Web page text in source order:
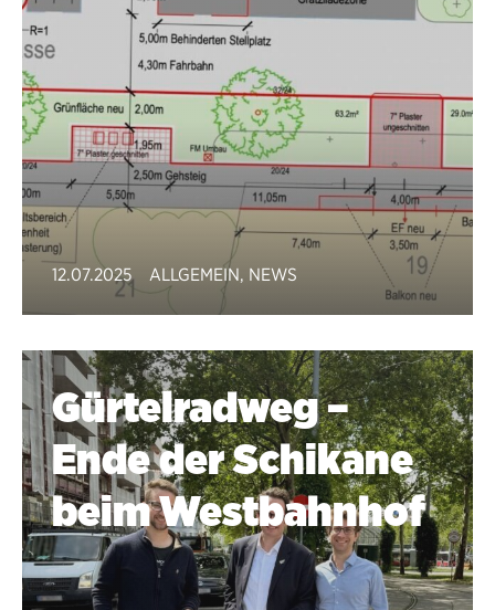
12.07.2025 ALLGEMEIN, NEWS
Gürtelradweg –
Ende der Schikane
beim Westbahnhof